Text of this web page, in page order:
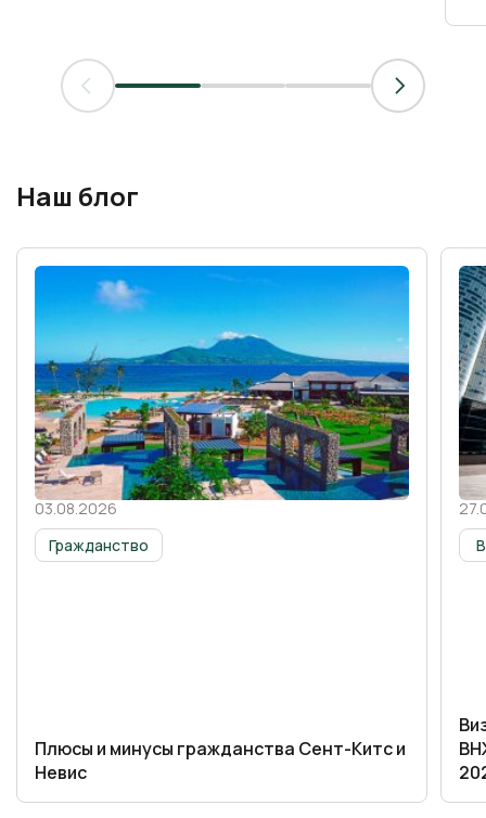
Наш блог
01 сентября 2025
Гражданство
03.08.2026
Плюсы и минусы гражданства Сент-Китс и
Невис
01